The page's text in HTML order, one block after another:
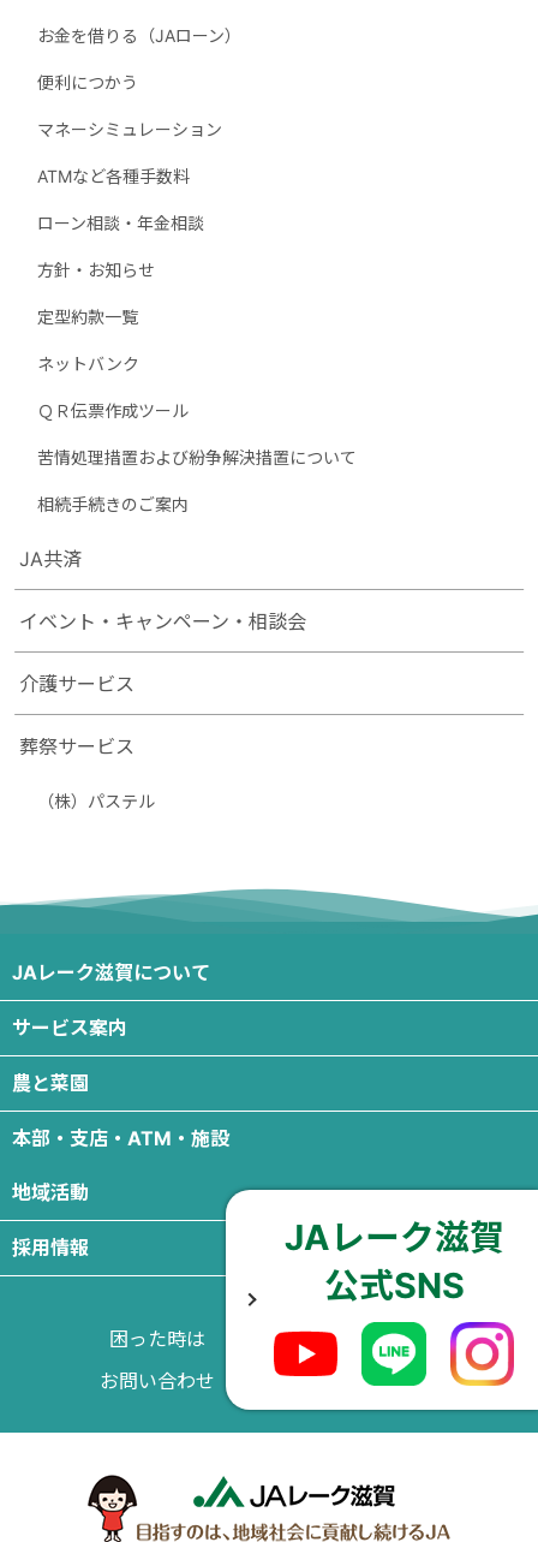
JAレーク滋賀
公式SNS
お金を借りる（JAローン）
便利につかう
マネーシミュレーション
ATMなど各種手数料
ローン相談・年金相談
方針・お知らせ
定型約款一覧
ネットバンク
ＱＲ伝票作成ツール
苦情処理措置および紛争解決措置について
相続手続きのご案内
JA共済
イベント・キャンペーン・相談会
介護サービス
葬祭サービス
（株）パステル
JAレーク滋賀について
サービス案内
農と菜園
本部・支店・ATM・施設
地域活動
採用情報
困った時は
よくある質問
お問い合わせ
サイトマップ